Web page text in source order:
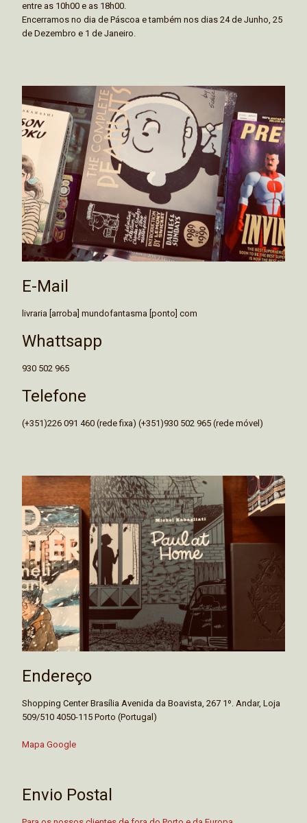
entre as 10h00 e as 18h00.
Encerramos no dia de Páscoa e também nos dias 24 de Junho, 25
de Dezembro e 1 de Janeiro.
E-Mail
livraria [arroba] mundofantasma [ponto] com
Whattsapp
930 502 965
Telefone
(+351)226 091 460 (rede fixa) (+351)930 502 965 (rede móvel)
Endereço
Shopping Center Brasília Avenida da Boavista, 267 1º. Andar, Loja
509/510 4050-115 Porto (Portugal)
Mapa Google
Envio Postal